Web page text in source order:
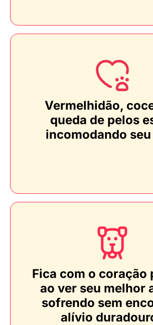
Vermelhidão,
queda de pelos
incomodando
Fica com o coração
ao ver seu melhor
sofrendo sem
alívio